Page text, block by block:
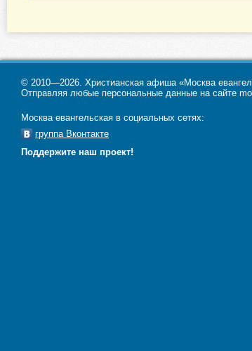
© 2010—2026. Христианская афиша «Москва
Отправляя любые персональные данные на сайте
Москва евангельская в социальных сетях:
группа Вконтакте
Поддержите наш проект!